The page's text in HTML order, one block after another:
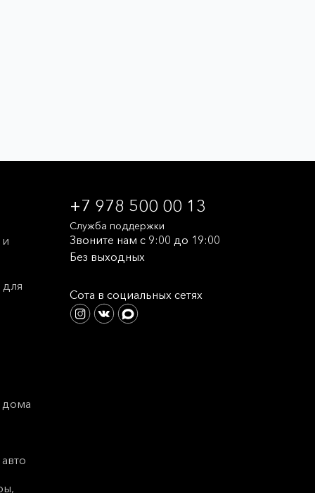
для
дома
+7 978 500 00 13
Служба поддержки
Звоните нам с 9:00 до 19:00
Без выходных
Сота в социальных сетях